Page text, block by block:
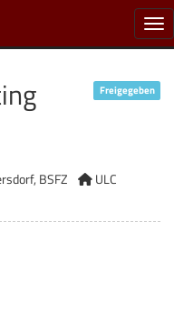
Freigegeben
BSFZ
ULC